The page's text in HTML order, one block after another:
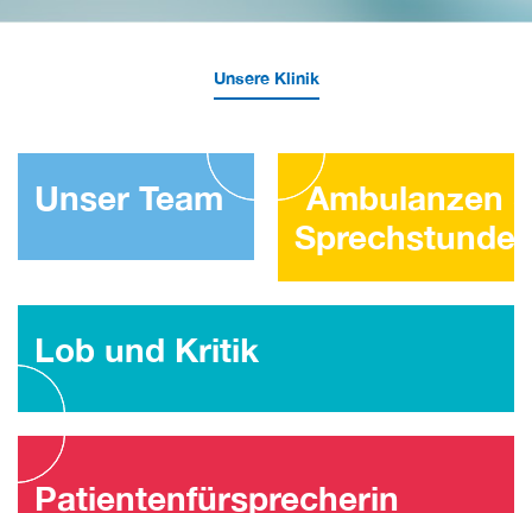
Unsere Klinik
Unser Team
Ambulanzen
Lob und Kritik
Patienten­für­sprecherin